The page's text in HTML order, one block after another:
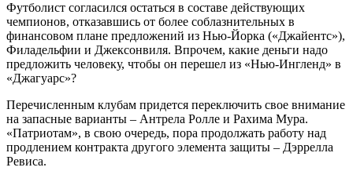
Футболист согласился остаться в составе действующих
чемпионов, отказавшись от более соблазнительных в
финансовом плане предложений из Нью-Йорка («Джайентс»),
Филадельфии и Джексонвиля. Впрочем, какие деньги надо
предложить человеку, чтобы он перешел из «Нью-Ингленд» в
«Джагуарс»?
Перечисленным клубам придется переключить свое внимание
на запасные варианты – Антрела Ролле и Рахима Мура.
«Патриотам», в свою очередь, пора продолжать работу над
продлением контракта другого элемента защиты – Дэррелла
Ревиса.